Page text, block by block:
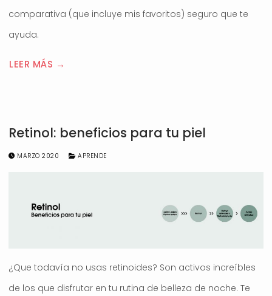
comparativa (que incluye mis favoritos) seguro que te
ayuda.
LEER MÁS →
Retinol: beneficios para tu piel
MARZO 2020 APRENDE
¿Que todavía no usas retinoides? Son activos increíbles
de los que disfrutar en tu rutina de belleza de noche. Te